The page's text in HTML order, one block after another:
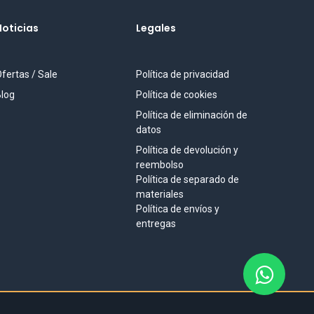
/ Sale
Legales
Política de privacidad
Política de cookies
Política de eliminación de
datos
Política de devolución y
reembolso
Política de separado de
materiales
Política de envíos y
entregas